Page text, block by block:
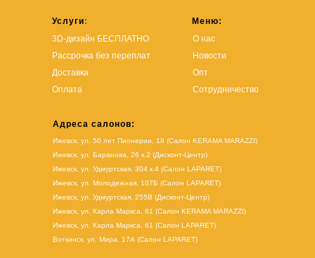
Услуги:
3D-дизайн БЕСПЛАТНО
Рассрочка без переплат
Доставка
Оплата
Меню:
О нас
Новости
Опт
Сотрудничество
Адреса салонов:
Ижевск, ул. 50 лет Пионерии, 18 (Салон KERAMA MARAZZI)
Ижевск, ул. Баранова, 26 к.2 (Дисконт-Центр)
Ижевск, ул. Удмуртская, 304 к.4 (Салон LAPARET)
Ижевск, ул. Молодежная, 107Б (Салон LAPARET)
Ижевск, ул. Удмуртская, 255В (Дисконт-Центр)
Ижевск, ул. Карла Маркса, 61 (Салон KERAMA MARAZZI)
Ижевск, ул. Карла Маркса, 61 (Салон LAPARET)
Воткинск, ул. Мира, 17А (Салон LAPARET)